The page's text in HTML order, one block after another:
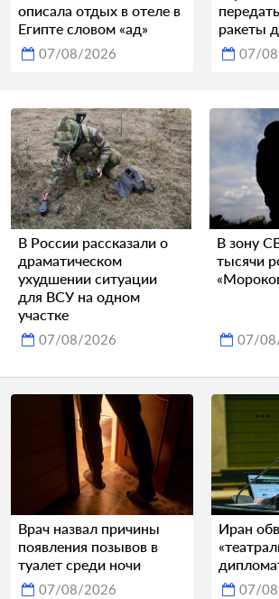
описала отдых в отеле в
Египте словом «ад»
07/08/2026
ракеты
07/
В России рассказали о
драматическом
ухудшении ситуации
для ВСУ на одном
участке
07/08/2026
В зону
тысячи
07/
Врач назвал причины
появления позывов в
туалет среди ночи
07/08/2026
Иран
07/